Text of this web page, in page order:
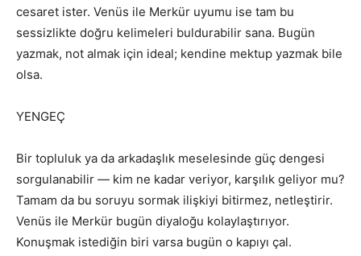
cesaret ister. Venüs ile Merkür uyumu ise tam bu
sessizlikte doğru kelimeleri buldurabilir sana. Bugün
yazmak, not almak için ideal; kendine mektup yazmak bile
olsa.
YENGEÇ
Bir topluluk ya da arkadaşlık meselesinde güç dengesi
sorgulanabilir — kim ne kadar veriyor, karşılık geliyor mu?
Tamam da bu soruyu sormak ilişkiyi bitirmez, netleştirir.
Venüs ile Merkür bugün diyaloğu kolaylaştırıyor.
Konuşmak istediğin biri varsa bugün o kapıyı çal.